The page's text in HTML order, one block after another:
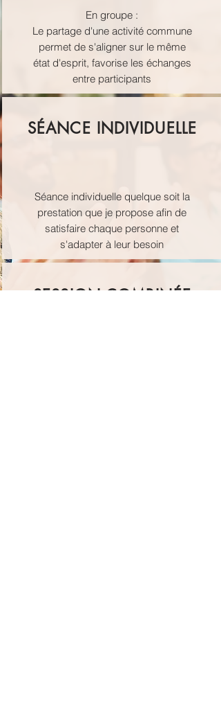
En groupe :
Le partage d'une activité commune
permet de s'aligner sur le même
état d'esprit, favorise les échanges
entre participants
SÉANCE INDIVIDUELLE
Séance individuelle quelque soit la
prestation que je propose afin de
satisfaire chaque personne et
s'adapter à leur besoin
SESSION COMBINÉE